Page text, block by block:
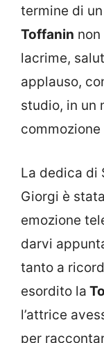
termine di
Toffanin
lacrime,
applauso,
studio, in un
La dedica di
Giorgi è
emozione
darvi
tanto a
esordito la
l’attrice
per